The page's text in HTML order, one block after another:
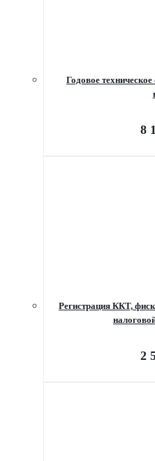
Годовое
8
Регистрация ККТ,
2